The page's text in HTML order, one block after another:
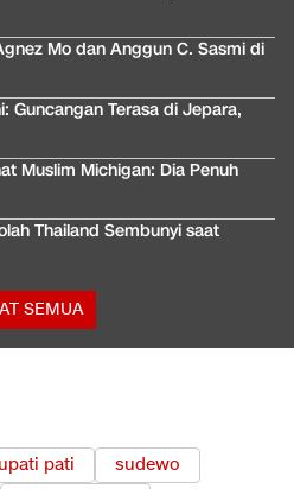
Mo dan Anggun C. Sasmi di
Guncangan Terasa di Jepara,
Muslim Michigan: Dia Penuh
Thailand Sembunyi saat
SEMUA
pati
sudewo